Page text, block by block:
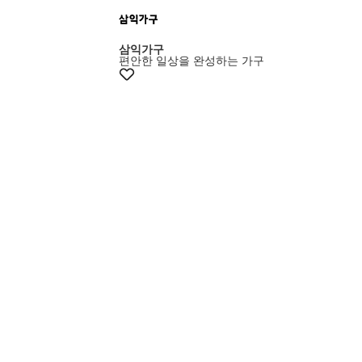
+5% 쿠폰
삼익가구
편안한 일상을 완성하는 가구